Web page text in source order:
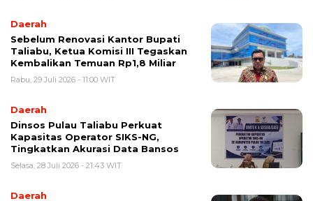
Daerah
Sebelum Renovasi Kantor Bupati
Taliabu, Ketua Komisi III Tegaskan
Kembalikan Temuan Rp1,8 Miliar
Rabu, 29 Juli 2026 - 11:00 WIT
Daerah
Dinsos Pulau Taliabu Perkuat
Kapasitas Operator SIKS-NG,
Tingkatkan Akurasi Data Bansos
Selasa, 28 Juli 2026 - 21:43 WIT
Daerah